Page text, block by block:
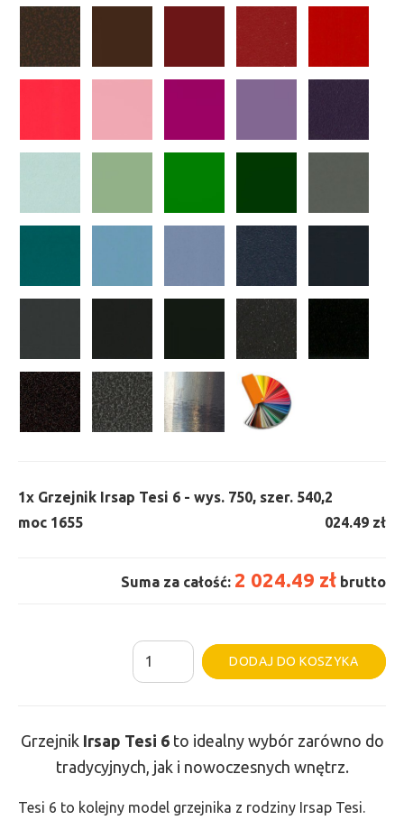
1x Grzejnik Irsap Tesi 6 - wys. 750, szer. 540,
moc 1655
2
024.49 zł
Suma za całość: 2 024.49 zł brutto
ilość
Grzejnik
-
wys.
DODAJ DO KOSZYKA
Grzejnik Irsap Tesi 6to idealny wybór zarówno do
tradycyjnych, jak i nowoczesnych wnętrz.
Tesi 6 to kolejny model grzejnika z rodziny Irsap Tesi.